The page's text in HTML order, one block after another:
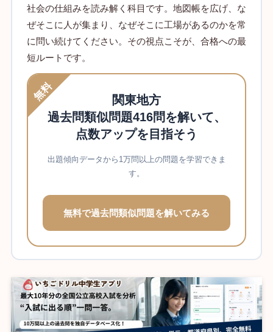
社会の仕組みを読み解く科目です。地図帳を広げ、な
ぜそこに人が集まり、なぜそこに工場があるのかを常
に問い続けてください。その視点こそが、合格への最
短ルートです。
無料
関東地方
過去問類似問題416問を解いて、
点数アップを目指そう
出題傾向データから1万問以上の問題を学習できま
す。
無料で過去問類似問題を解いてみる